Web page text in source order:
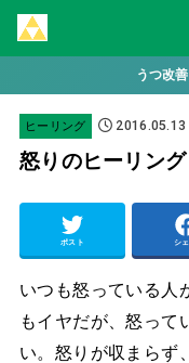
うつ改
ヒーリング 2016.05.13
怒りのヒーリング
ポスト シ
いつも怒っている人
もイヤだが、怒って
い。怒りが収まらず